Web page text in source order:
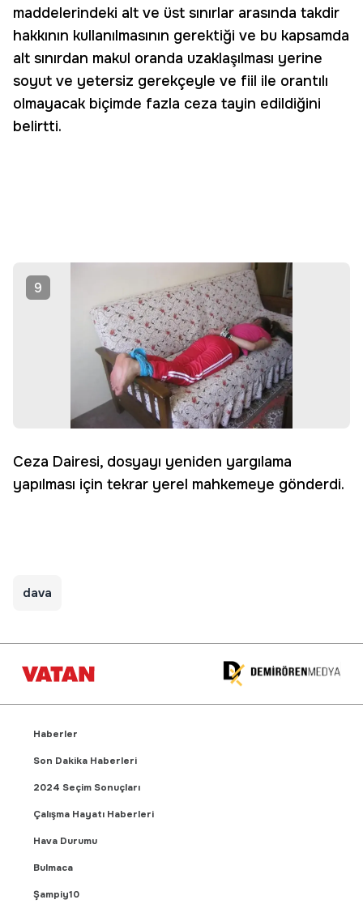
maddelerindeki alt ve üst sınırlar arasında takdir
hakkının kullanılmasının gerektiği ve bu kapsamda
alt sınırdan makul oranda uzaklaşılması yerine
soyut ve yetersiz gerekçeyle ve fiil ile orantılı
olmayacak biçimde fazla ceza tayin edildiğini
belirtti.
9
Ceza Dairesi, dosyayı yeniden yargılama
yapılması için tekrar yerel mahkemeye gönderdi.
dava
Haberler
Son Dakika Haberleri
2024 Seçim Sonuçları
Çalışma Hayatı Haberleri
Hava Durumu
Bulmaca
Şampiy10